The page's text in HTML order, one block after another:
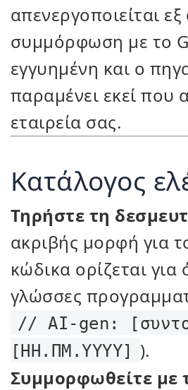
απενεργοποιείται
συμμόρφωση με το
εγγυημένη και ο
παραμένει εκεί που
εταιρεία σας.
Κατάλογος
Τηρήστε τη
ακριβής μορφή για
κώδικα ορίζεται για
γλώσσες
// AI-gen:
[ΗΗ.ΠΜ.ΥΥΥΥ]
).
Συμμορφωθείτε με